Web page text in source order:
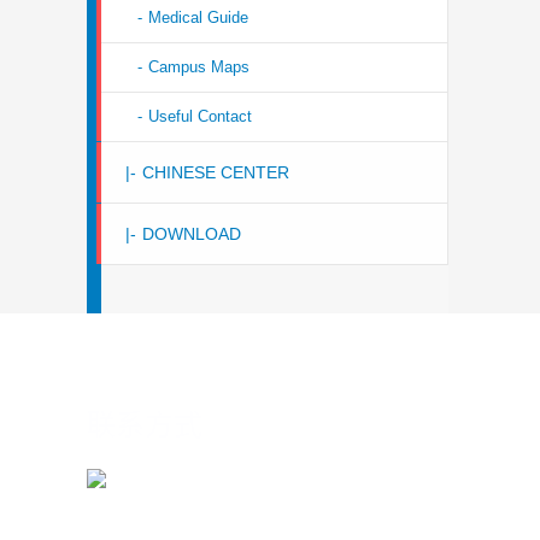
- Medical Guide
- Campus Maps
- Useful Contact
|- CHINESE CENTER
|- DOWNLOAD